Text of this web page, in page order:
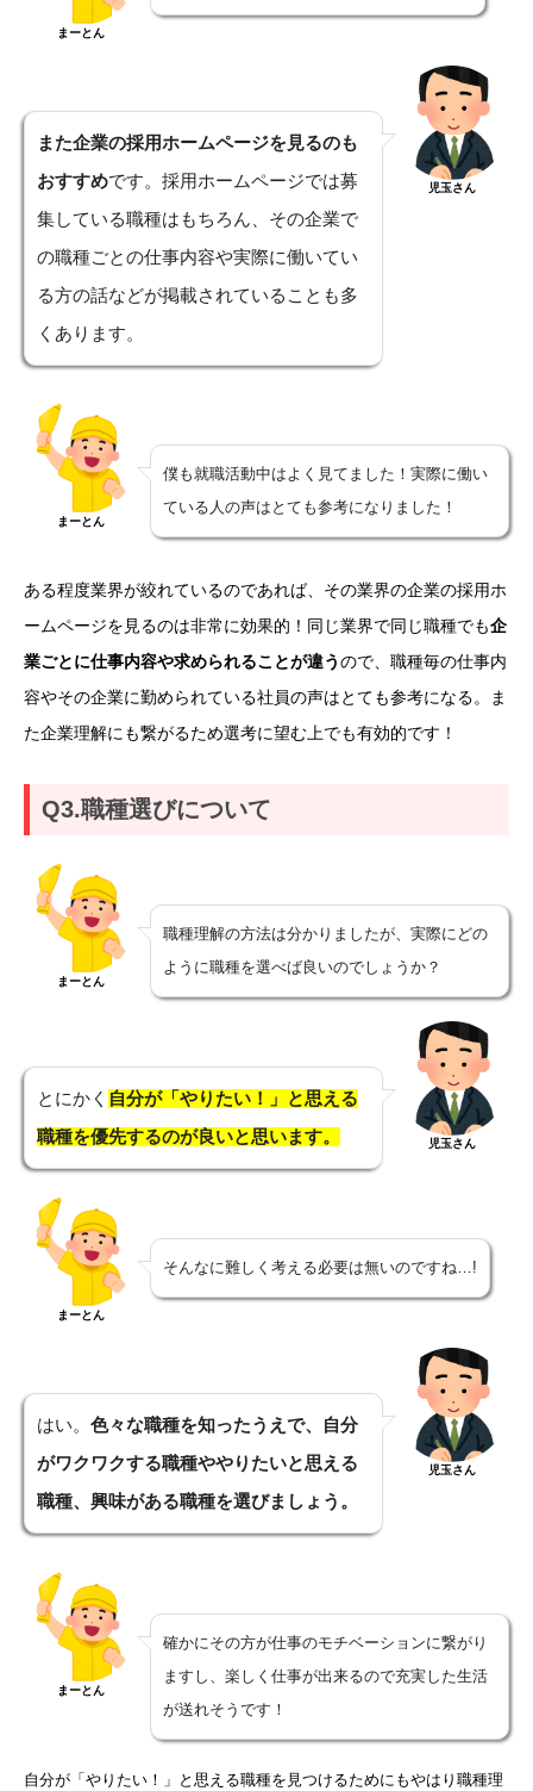
まーとん
また企業の採用ホームページを見るのも
おすすめです。採用ホームページでは募
集している職種はもちろん、その企業で
の職種ごとの仕事内容や実際に働いてい
る方の話などが掲載されていることも多
くあります。
児玉さん
まーとん
僕も就職活動中はよく見てました！実際に働い
ている人の声はとても参考になりました！
ある程度業界が絞れているのであれば、その業界の企業の採用ホ
ームページを見るのは非常に効果的！ 同じ業界で同じ職種でも企
業ごとに仕事内容や求められることが違うので、職種毎の仕事内
容やその企業に勤められている社員の声はとても参考になる。ま
た企業理解にも繋がるため選考に望む上でも有効的です！
Q3.職種選びについて
まーとん
職種理解の方法は分かりましたが、実際にどの
ように職種を選べば良いのでしょうか？
とにかく 自分が「やりたい！」と思える
職種を優先するのが良いと思います。
児玉さん
まーとん
そんなに難しく考える必要は無いのですね…!
はい。 色々な職種を知ったうえで、自分
がワクワクする職種ややりたいと思える
職種、興味がある職種を選びましょう。
児玉さん
まーとん
確かにその方が仕事のモチベーションに繋がり
ますし、楽しく仕事が出来るので充実した生活
が送れそうです！
自分が「やりたい！」と思える職種を見つけるためにもやはり職種理